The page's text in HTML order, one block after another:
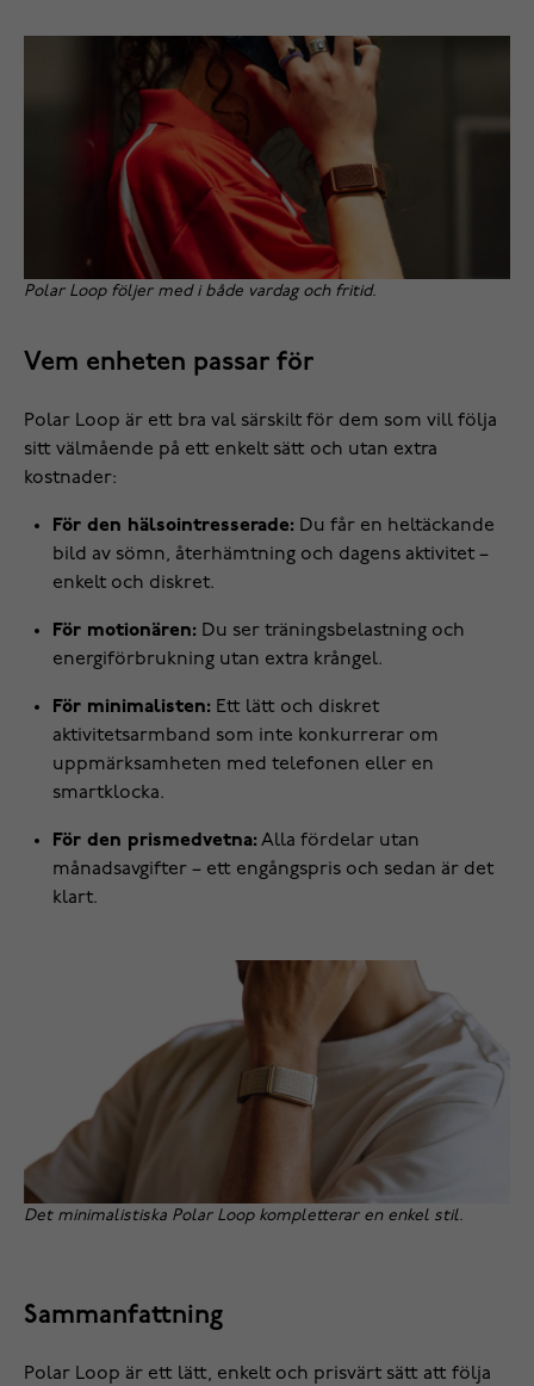
Polar Loop följer med i både vardag och fritid.
Vem enheten passar för
Polar Loop är ett bra val särskilt för dem som vill följa
sitt välmående på ett enkelt sätt och utan extra
kostnader:
För den hälsointresserade: Du får en heltäckande
bild av sömn, återhämtning och dagens aktivitet –
enkelt och diskret.
För motionären: Du ser träningsbelastning och
energiförbrukning utan extra krångel.
För minimalisten: Ett lätt och diskret
aktivitetsarmband som inte konkurrerar om
uppmärksamheten med telefonen eller en
smartklocka.
För den prismedvetna: Alla fördelar utan
månadsavgifter – ett engångspris och sedan är det
klart.
Det minimalistiska Polar Loop kompletterar en enkel stil.
Sammanfattning
Polar Loop är ett lätt, enkelt och prisvärt sätt att följa